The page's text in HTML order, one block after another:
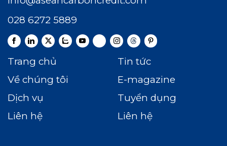
028 6272 5889
Trang chủ
Về chúng tôi
Dịch vụ
Liên hệ
Tin tức
E-magazine
Tuyển dụng
Liên hệ